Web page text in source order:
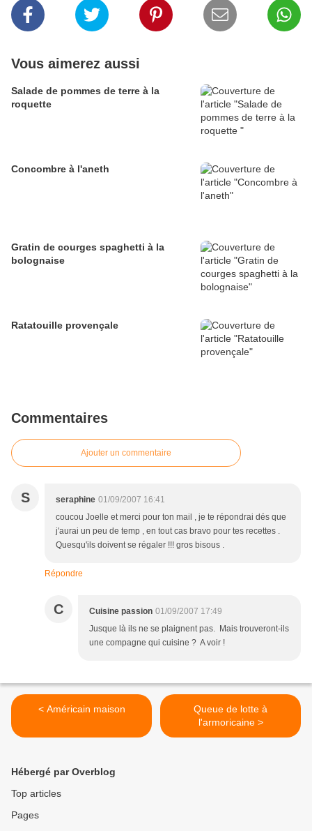
Vous aimerez aussi
Salade de pommes de terre à la
roquette
Concombre à l'aneth
Gratin de courges spaghetti à la
bolognaise
Ratatouille provençale
Commentaires
Ajouter un commentaire
S seraphine 01/09/2007 16:41
coucou Joelle et merci pour ton mail , je te répondrai dés que
j'aurai un peu de temp , en tout cas bravo pour tes recettes .
Quesqu'ils doivent se régaler !!! gros bisous .
Répondre
C Cuisine passion 01/09/2007 17:49
Jusque là ils ne se plaignent pas. Mais trouveront-ils
une compagne qui cuisine ? A voir !
< Américain maison
Queue de lotte à
l'armoricaine >
Hébergé par Overblog
Top articles
Pages